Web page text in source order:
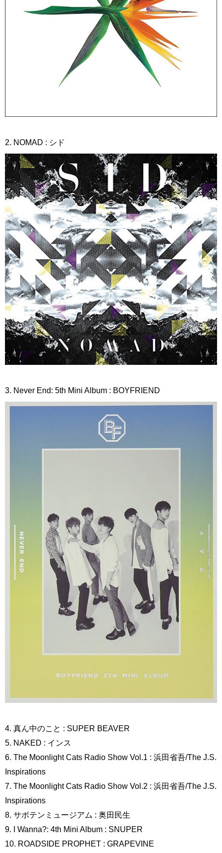
2. NOMAD : シド
3. Never End: 5th Mini Album : BOYFRIEND
4. 真ん中のこと : SUPER BEAVER
5. NAKED : インス
6. The Moonlight Cats Radio Show Vol.1 : 浜田省吾/The J.S.
Inspirations
7. The Moonlight Cats Radio Show Vol.2 : 浜田省吾/The J.S.
Inspirations
8. サボテンミュージアム : 奥田民生
9. I Wanna?: 4th Mini Album : SNUPER
10. ROADSIDE PROPHET : GRAPEVINE